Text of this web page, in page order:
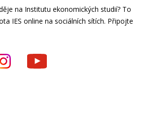
na Institutu ekonomických studií? To
IES online na sociálních sítích. Připojte